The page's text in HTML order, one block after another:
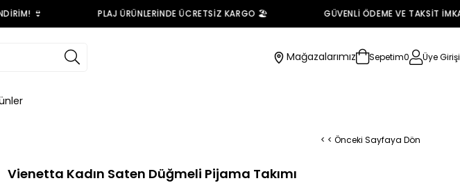
👙 PLAJ ÜRÜNLERİNDE ÜCRETSİZ KARGO 🏖️ GÜVENLİ ÖDEME VE TAKSİT İMKANI
Mağazalarımız Sepetim0 Üye Girişi
< < Önceki Sayfaya Dön
Vienetta Kadın Saten Düğmeli Pijama Takımı